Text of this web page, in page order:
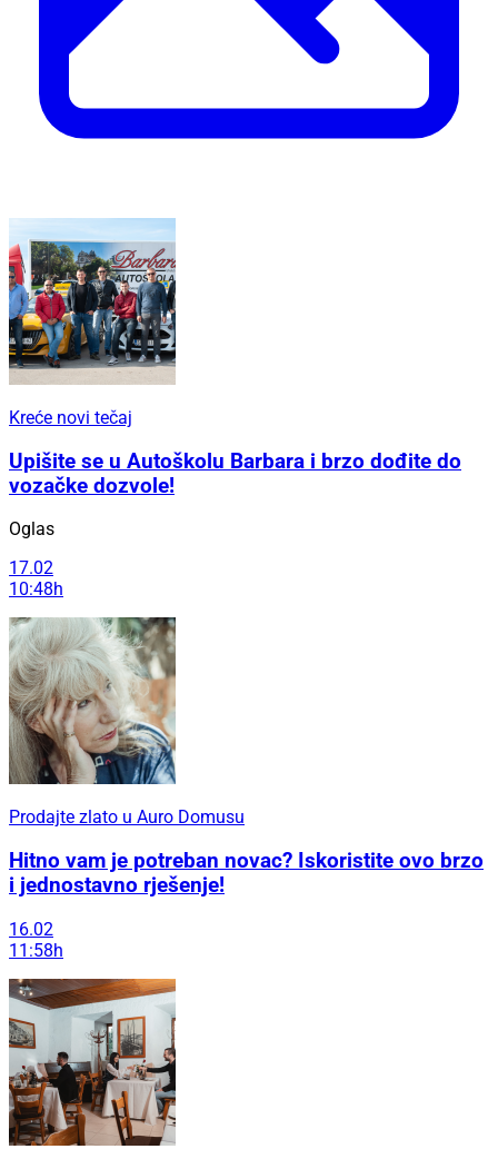
Kreće novi tečaj
Upišite se u Autoškolu Barbara i brzo dođite do
vozačke dozvole!
Oglas
17.02
10:48h
Prodajte zlato u Auro Domusu
Hitno vam je potreban novac? Iskoristite ovo brzo
i jednostavno rješenje!
16.02
11:58h